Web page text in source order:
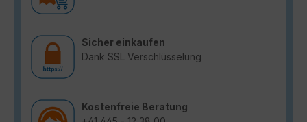
Sicher einkaufen
Dank SSL Verschlüsselung
Kostenfreie Beratung